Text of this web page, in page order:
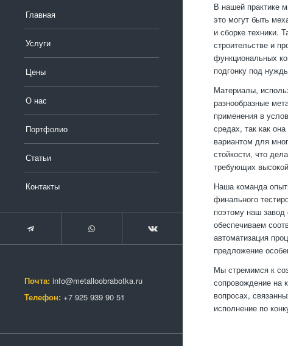
Главная
Услуги
Цены
О нас
Портфолио
Статьи
Контакты
Почта: info@metalloobrabotka.ru
Телефон: +7 925 939 90 51
В нашей практике
это могут быть
и сборке техники.
строительстве и
функциональных
подгонку под
Материалы,
разнообразные
применения в
средах, так как
вариантом для
стойкости, что
требующих
Наша команда
финального
поэтому наш
обеспечиваем
автоматизация
предложение
Мы стремимся к
сопровождение на
вопросах,
исполнение по